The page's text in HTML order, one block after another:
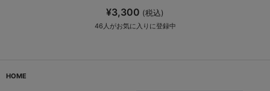
¥3,300 (税込)
46 人がお気に入りに登録中
HOME